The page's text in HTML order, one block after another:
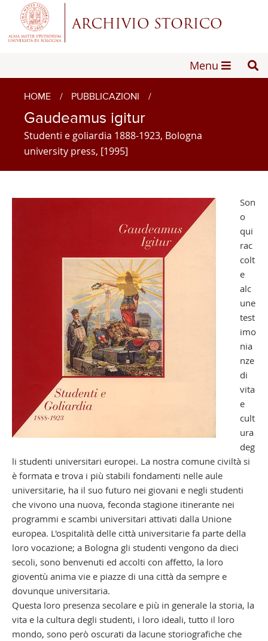
Menu
HOME / PUBBLICAZIONI /
Gaudeamus igitur
Studenti e goliardia 1888-1923, Bologna
university press, [1995]
Son
o
qui
rac
colt
e
alc
une
test
imo
nia
nze
di
vita
e
cult
ura
deg
li studenti universitari europei. La nostra comune civiltà si
è formata e trova i più stabili fondamenti nelle aule
universitarie, ha il suo futuro nei giovani e negli studenti
che vivono una nuova, feconda stagione itinerante nei
programmi e scambi universitari attivati dalla Unione
europea. L'ospitalità delle città universitarie fa parte della
loro vocazione; a Bologna gli studenti vengono da dieci
secoli, sono benvenuti ed accolti con affetto, la loro
gioventù anima vie e piazze di una città da sempre e
dovunque universitaria.
Questa loro presenza secolare e più in generale la storia, la
vita e la cultura degli studenti, i loro ideali, tutto il loro
mondo, sono però oscurati da lacune storiografiche che